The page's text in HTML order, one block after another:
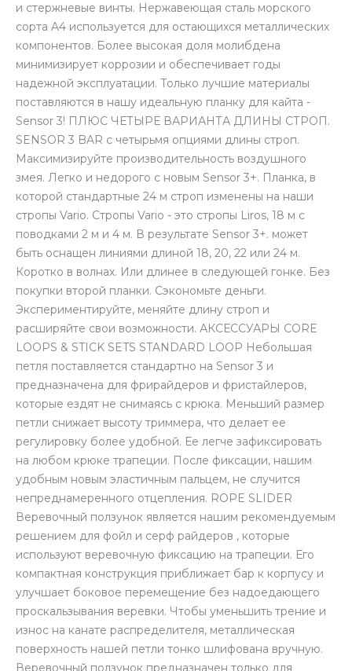
и стержневые винты. Нержавеющая сталь морского
сорта A4 используется для остающихся металлических
компонентов. Более высокая доля молибдена
минимизирует коррозии и обеспечивает годы
надежной эксплуатации. Только лучшие материалы
поставляются в нашу идеальную планку для кайта -
Sensor 3! ПЛЮС ЧЕТЫРЕ ВАРИАНТА ДЛИНЫ СТРОП.
SENSOR 3 BAR с четырьмя опциями длины строп.
Максимизируйте производительность воздушного
змея. Легко и недорого с новым Sensor 3+. Планка, в
которой стандартные 24 м строп изменены на наши
стропы Vario. Стропы Vario - это стропы Liros, 18 м с
поводками 2 м и 4 м. В результате Sensor 3+. может
быть оснащен линиями длиной 18, 20, 22 или 24 м.
Коротко в волнах. Или длинее в следующей гонке. Без
покупки второй планки. Сэкономьте деньги.
Экспериментируйте, меняйте длину строп и
расширяйте свои возможности. АКСЕССУАРЫ CORE
LOOPS & STICK SETS STANDARD LOOP Небольшая
петля поставляется стандартно на Sensor 3 и
предназначена для фрирайдеров и фристайлеров,
которые ездят не снимаясь с крюка. Меньший размер
петли снижает высоту триммера, что делает ее
регулировку более удобной. Ее легче зафиксировать
на любом крюке трапеции. После фиксации, нашим
удобным новым эластичным пальцем, не случится
непреднамеренного отцепления. ROPE SLIDER
Веревочный ползунок является нашим рекомендуемым
решением для фойл и серф райдеров , которые
используют веревочную фиксацию на трапеции. Его
компактная конструкция приближает бар к корпусу и
улучшает боковое перемещение без надоедающего
проскальзывания веревки. Чтобы уменьшить трение и
износ на канате распределителя, металлическая
поверхность нашей петли тонко шлифована вручную.
Веревочный ползунок предназначен только для